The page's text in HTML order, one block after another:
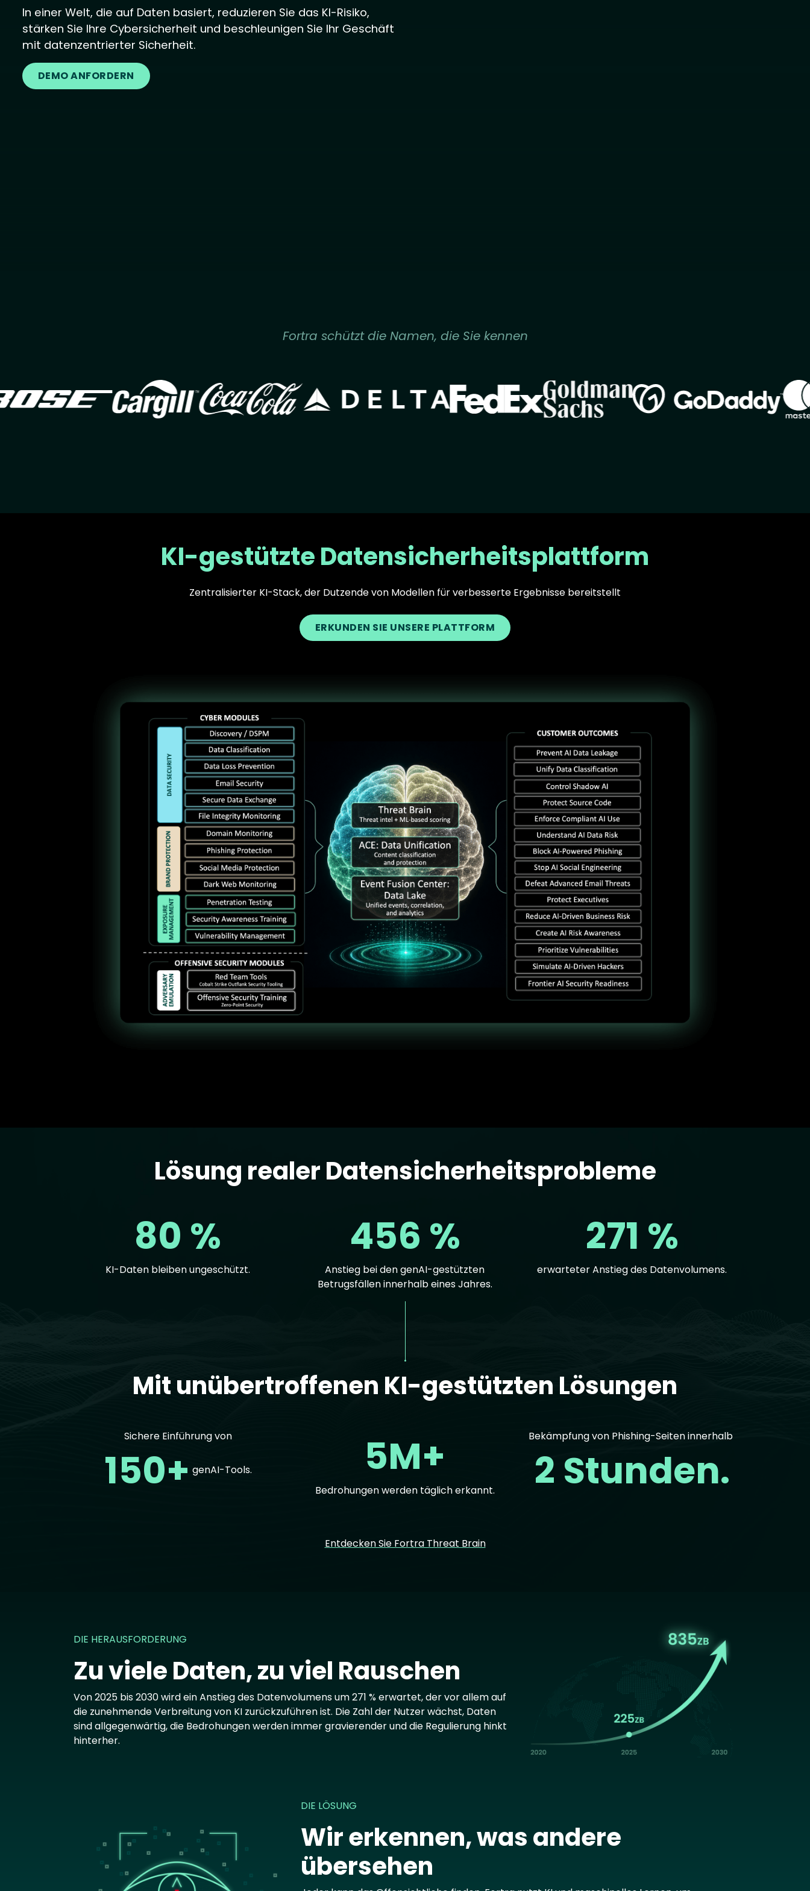
In einer Welt, die auf Daten basiert, reduzieren Sie das KI-Risiko,
stärken Sie Ihre Cybersicherheit und beschleunigen Sie Ihr Geschäft
mit datenzentrierter Sicherheit.
DEMO ANFORDERN
Fortra schützt die Namen, die Sie kennen
Image Image Image Image Image Image
KI-gestützte Datensicherheitsplattform
Zentralisierter KI-Stack, der Dutzende von Modellen für verbesserte Ergebnisse bereitstellt
ERKUNDEN SIE UNSERE PLATTFORM
Lösung realer Datensicherheitsprobleme
80 %
KI-Daten bleiben ungeschützt.
456 %
Anstieg bei den genAI-gestützten
Betrugsfällen innerhalb eines Jahres.
271 %
erwarteter Anstieg des Datenvolumens.
Mit unübertroffenen KI-gestützten Lösungen
Sichere Einführung von
150+ genAI-Tools. 5M+
Bedrohungen werden täglich erkannt.
Bekämpfung von Phishing-Seiten innerhalb
2 Stunden.
Entdecken Sie Fortra Threat Brain
DIE HERAUSFORDERUNG
Zu viele Daten, zu viel Rauschen
Von 2025 bis 2030 wird ein Anstieg des Datenvolumens um 271 % erwartet, der vor allem auf
die zunehmende Verbreitung von KI zurückzuführen ist. Die Zahl der Nutzer wächst, Daten
sind allgegenwärtig, die Bedrohungen werden immer gravierender und die Regulierung hinkt
hinterher.
DIE LÖSUNG
Wir erkennen, was andere
übersehen